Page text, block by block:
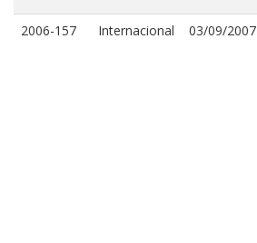
2006-157 Internacional 03/09/2007